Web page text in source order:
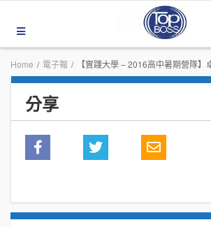
Home / 電子報 / 【實踐大學 – 2016高中暑期營隊】
分享